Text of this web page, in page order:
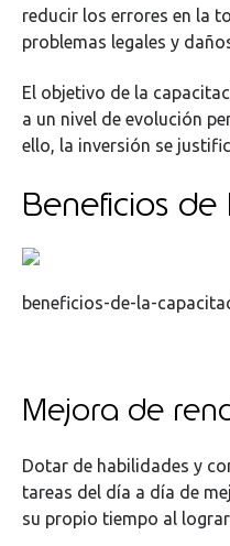
reducir los errores en la
problemas legales y
El objetivo de la
a un nivel de evolución
ello, la inversión se
Beneficios
beneficios-de-la-
Mejora de
Dotar de habilidades y
tareas del día a día de
su propio tiempo al